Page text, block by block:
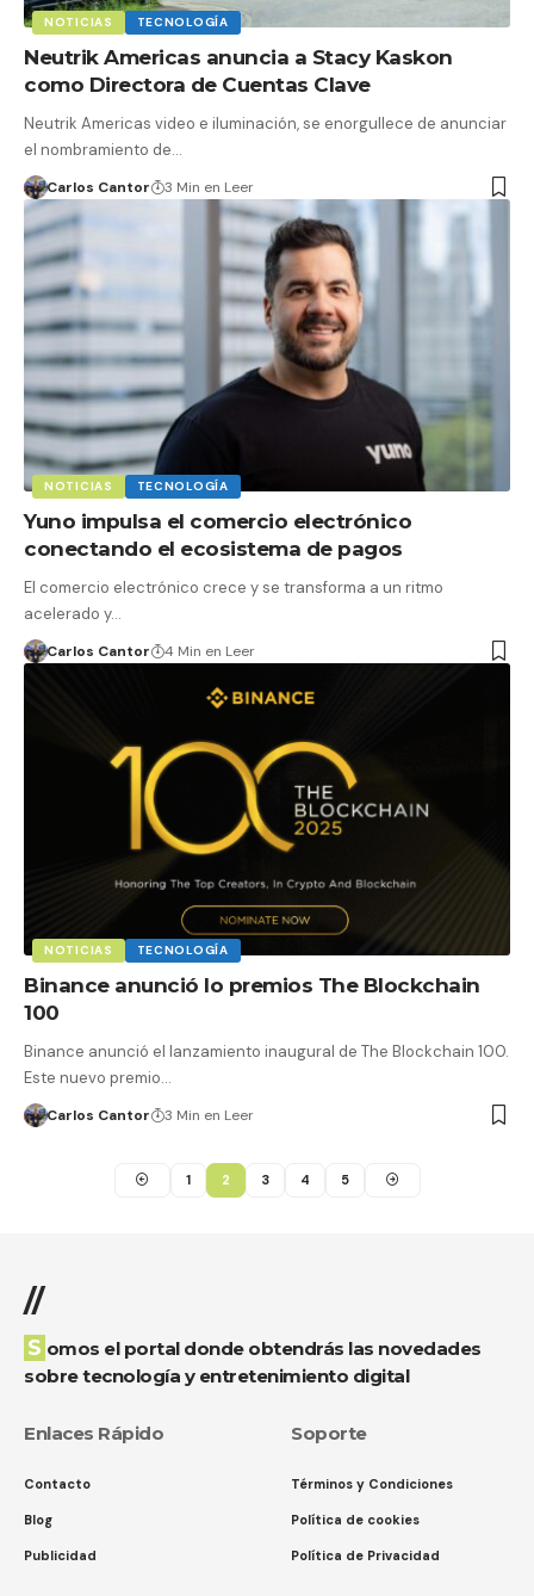
NOTICIAS TECNOLOGÍA
Neutrik Americas anuncia a Stacy Kaskon
como Directora de Cuentas Clave
Neutrik Americas video e iluminación, se enorgullece de anunciar
el nombramiento de…
Carlos Cantor 3 Min en Leer
NOTICIAS TECNOLOGÍA
Yuno impulsa el comercio electrónico
conectando el ecosistema de pagos
El comercio electrónico crece y se transforma a un ritmo
acelerado y…
Carlos Cantor 4 Min en Leer
NOTICIAS TECNOLOGÍA
Binance anunció lo premios The Blockchain
100
Binance anunció el lanzamiento inaugural de The Blockchain 100.
Este nuevo premio…
Carlos Cantor 3 Min en Leer
1 2 3 4 5
//
Somos el portal donde obtendrás las novedades
sobre tecnología y entretenimiento digital
Enlaces Rápido
Contacto
Blog
Publicidad
Soporte
Términos y Condiciones
Política de cookies
Política de Privacidad